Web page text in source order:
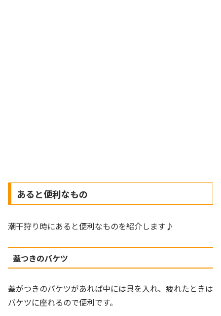
あると便利なもの
潮干狩り時にあると便利なものを紹介します♪
蓋つきのバケツ
蓋がつきのバケツがあれば中には貝を入れ、疲れたときは
バケツに座れるので便利です。